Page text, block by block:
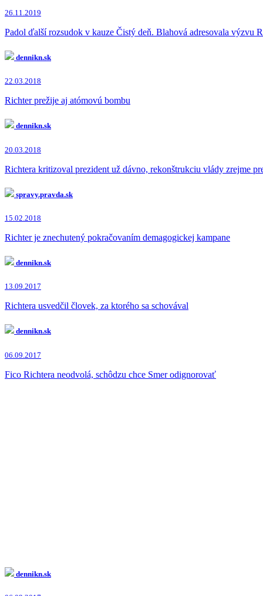
26.11.2019
Padol ďalší rozsudok v kauze Čistý deň. Blahová adresovala výzvu
dennikn.sk
22.03.2018
Richter prežije aj atómovú bombu
dennikn.sk
20.03.2018
Richtera kritizoval prezident už dávno, rekonštrukciu vlády zrejme
spravy.pravda.sk
15.02.2018
Richter je znechutený pokračovaním demagogickej kampane
dennikn.sk
13.09.2017
Richtera usvedčil človek, za ktorého sa schovával
dennikn.sk
06.09.2017
Fico Richtera neodvolá, schôdzu chce Smer odignorovať
dennikn.sk